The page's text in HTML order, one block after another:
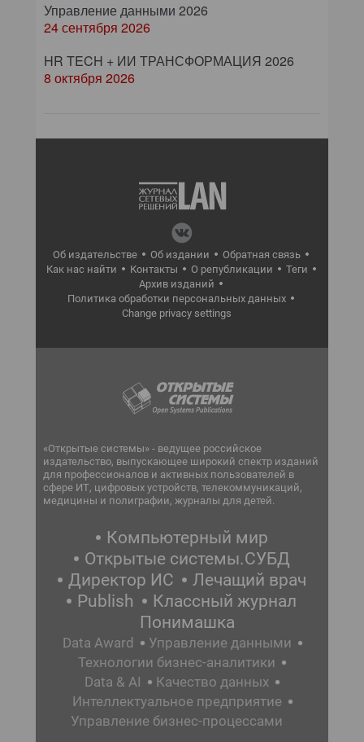
Управление данными 2026
24 сентября 2026
HR TECH + ИИ ТРАНСФОРМАЦИЯ 2026
8 октября 2026
Об издательстве Об издании
Обратная связь
Как нас найти
Контакты О републикации
Теги
Архив изданий
Политика обработки персональных данных
Change privacy settings
«Открытые системы» - ведущее российское
издательство, выпускающее широкий спектр изданий
для профессионалов и активных пользователей в
сфере ИТ, цифровых устройств, телекоммуникаций,
медицины и полиграфии, журналы для детей.
Компьютерный мир
Открытые системы.СУБД
Директор ИС
Лечащий врач
Publish
Классный журнал
Понимашка
Data Award
Управление данными
Технологии бизнес-аналитики
Data & AI
Качество данных
Интеллектуальное предприятие
Управление бизнес-процессами